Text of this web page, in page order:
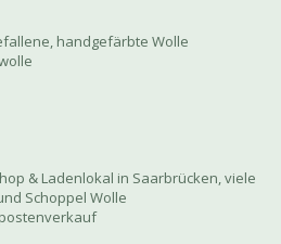
handgefärbte Wolle
& Ladenlokal in Saarbrücken, viele
Schoppel Wolle